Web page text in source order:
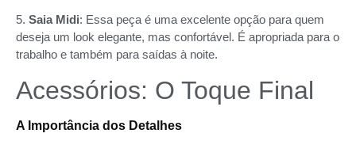
5. Saia Midi: Essa peça é uma excelente opção para quem
deseja um look elegante, mas confortável. É apropriada para o
trabalho e também para saídas à noite.
Acessórios: O Toque Final
A Importância dos Detalhes